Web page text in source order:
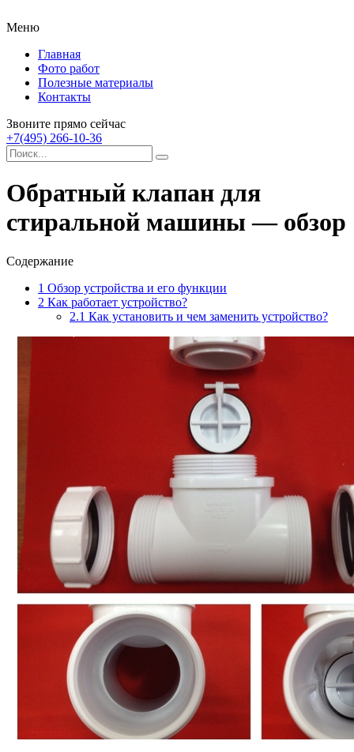
Меню
Главная
Фото работ
Полезные материалы
Контакты
Звоните прямо сейчас
+7(495) 266-10-36
Обратный клапан для
стиральной машины — обзор
Содержание
1 Обзор устройства и его функции
2 Как работает устройство?
2.1 Как установить и чем заменить устройство?